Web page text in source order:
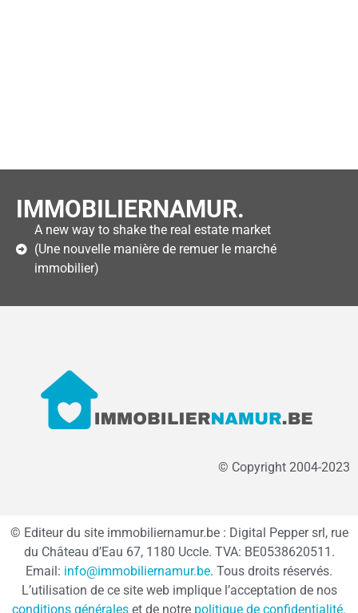
IMMOBILIERNAMUR.
A new way to shake the real estate market
(Une nouvelle manière de remuer le marché
immobilier)
© Copyright 2004-2023
© Editeur du site immobiliernamur.be : Digital Pepper srl, rue
du Château d’Eau 67, 1180 Uccle. TVA: BE0538620511.
Email: info@immobiliernamur.be. Tous droits réservés.
L’utilisation de ce site web implique l’acceptation de nos
conditions générales et de notre politique de confidentialité.